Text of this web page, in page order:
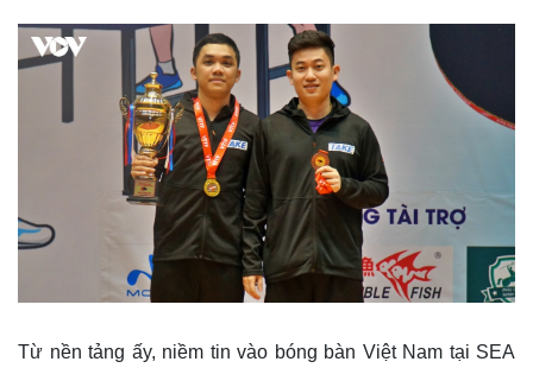
Từ nền tảng ấy, niềm tin vào bóng bàn Việt Nam tại SEA